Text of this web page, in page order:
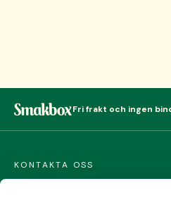
Fri frakt och ingen
KONTAKTA OSS